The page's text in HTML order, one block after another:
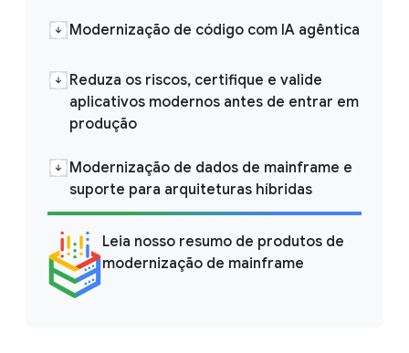
Modernização de código com IA agêntica
Reduza os riscos, certifique e valide
aplicativos modernos antes de entrar em
produção
Modernização de dados de mainframe e
suporte para arquiteturas híbridas
Leia nosso resumo de produtos de
modernização de mainframe